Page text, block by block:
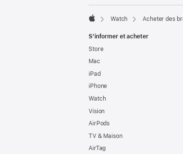
Watch Acheter des
S’informer et acheter
Store
Mac
iPad
iPhone
Watch
Vision
AirPods
TV & Maison
AirTag